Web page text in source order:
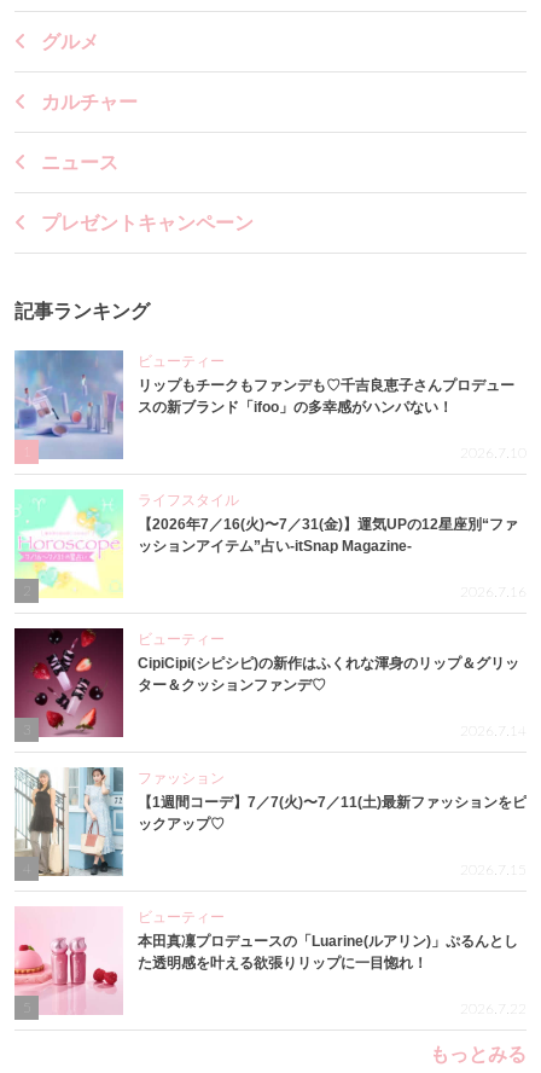
グルメ
カルチャー
ニュース
プレゼントキャンペーン
記事ランキング
ビューティー
リップもチークもファンデも♡千吉良恵子さんプロデュー
スの新ブランド「ifoo」の多幸感がハンパない！
2026.7.10
ライフスタイル
【2026年7／16(火)〜7／31(金)】運気UPの12星座別“ファ
ッションアイテム”占い-itSnap Magazine-
2026.7.16
3
ビューティー
CipiCipi(シピシピ)の新作はふくれな渾身のリップ＆グリッ
ター＆クッションファンデ♡
2026.7.14
4
ファッション
【1週間コーデ】7／7(火)〜7／11(土)最新ファッションをピ
ックアップ♡
2026.7.15
ビューティー
本田真凜プロデュースの「Luarine(ルアリン)」ぷるんとし
た透明感を叶える欲張りリップに一目惚れ！
2026.7.22
もっとみる